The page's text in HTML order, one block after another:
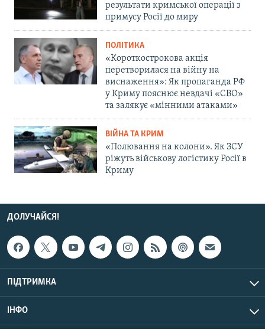
результати кримської операції з
примусу Росії до миру
ПОЛІТИКА
«Короткострокова акція
перетворилася на війну на
виснаження»: Як пропаганда РФ
у Криму пояснює невдачі «СВО»
та залякує «мінними атаками»
ВІЙНА ТА КРИМ
«Полювання на колони». Як ЗСУ
ріжуть військову логістику Росії в
Криму
ДОЛУЧАЙСЯ!
ПІДТРИМКА
ІНФО